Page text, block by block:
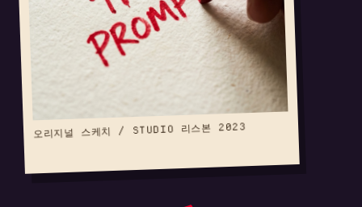
오리지널 스케치 / STUDIO 리스본 2023